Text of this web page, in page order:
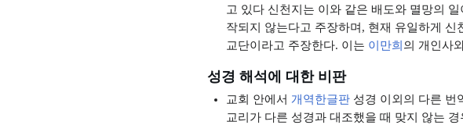
고 있다 신천지는 이와 같은 배도와 멸망의
작되지 않는다고 주장하며, 현재 유일하게
교단이라고 주장한다. 이는 이만희 의 개인사
성경 해석에 대한 비판
교회 안에서 개역한글판 성경 이외의 다른 번
교리가 다른 성경과 대조했을 때 맞지 않는